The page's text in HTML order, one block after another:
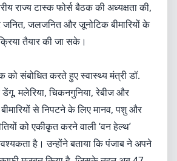
राज्य टास्क फोर्स बैठक की अध्यक्षता की,
जनित, जलजनित और जूनोटिक बीमारियों के
तैयार की जा सके।
को संबोधित करते हुए स्वास्थ्य मंत्री डॉ.
मलेरिया, चिकनगुनिया, रेबीज और
से निपटने के लिए मानव, पशु और
को एकीकृत करने वाली ‘वन हेल्थ’
है। उन्होंने बताया कि पंजाब ने अपने